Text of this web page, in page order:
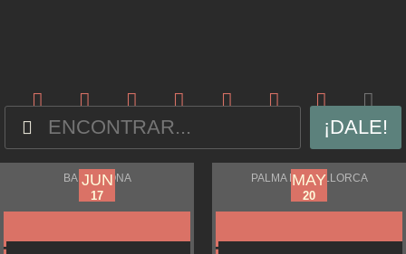
¡DALE!
BARCELONA
JUN
15
JUN
17
PALMA DE MALLORCA
MAY
18
MAY
20